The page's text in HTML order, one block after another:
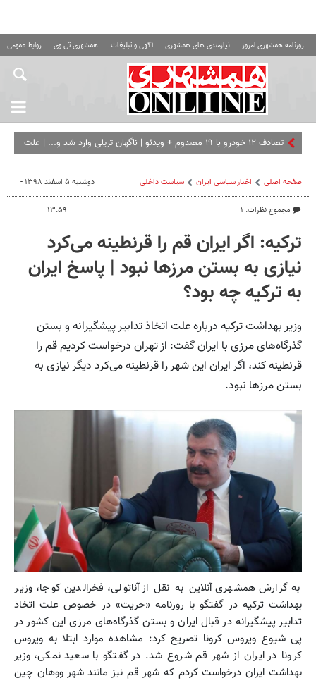
روزنامه همشهری امروز نیازمندی های همشهری آگهی و تبلیغات همشهری تی وی روابط عمومی
تصادف ۱۲ خودرو با ۱۹ مصدوم + ویدئو | ناگهان تریلی وارد شد و... | علت
صفحه اصلی اخبار سیاسی ایران سیاست داخلی
مجموع نظرات: ۱
دوشنبه ۵ اسفند ۱۳۹۸ -
۱۳:۵۹
ترکیه: اگر ایران قم را قرنطینه می‌کرد
نیازی به بستن مرزها نبود | پاسخ ایران
به ترکیه چه بود؟
وزیر بهداشت ترکیه درباره علت اتخاذ تدابیر پیشگیرانه و بستن
گذرگاه‌های مرزی با ایران گفت: از تهران درخواست کردیم قم را
قرنطینه کند، اگر ایران این شهر را قرنطینه می‌کرد دیگر نیازی به
بستن مرزها نبود.
به گزارش همشهری آنلاین به نقل از آناتولی، فخرالدین کوجا، وزیر
بهداشت ترکیه در گفتگو با روزنامه «حریت» در خصوص علت اتخاذ
تدابیر پیشگیرانه در قبال ایران و بستن گذرگاه‌های مرزی این کشور در
پی شیوع ویروس کرونا تصریح کرد: مشاهده موارد ابتلا به ویروس
کرونا در ایران از شهر قم شروع شد. در گفتگو با سعید نمکی، وزیر
بهداشت ایران درخواست کردم که شهر قم نیز مانند شهر ووهان چین